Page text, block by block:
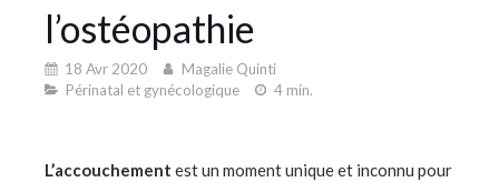
l’ostéopathie
18 Avr 2020
Magalie Quinti
Périnatal et gynécologique
4 min.
L’accouchement est un moment unique et inconnu pour